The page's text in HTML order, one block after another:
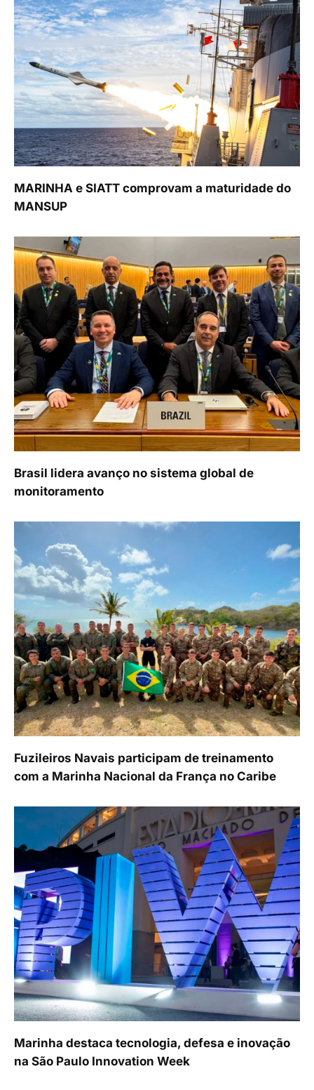
MARINHA e SIATT comprovam a maturidade do
MANSUP
Brasil lidera avanço no sistema global de
monitoramento
Fuzileiros Navais participam de treinamento
com a Marinha Nacional da França no Caribe
Marinha destaca tecnologia, defesa e inovação
na São Paulo Innovation Week